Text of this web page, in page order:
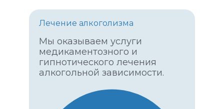
Лечение алкоголизма
Мы оказываем услуги
медикаментозного и
гипнотического лечения
алкогольной зависимости.